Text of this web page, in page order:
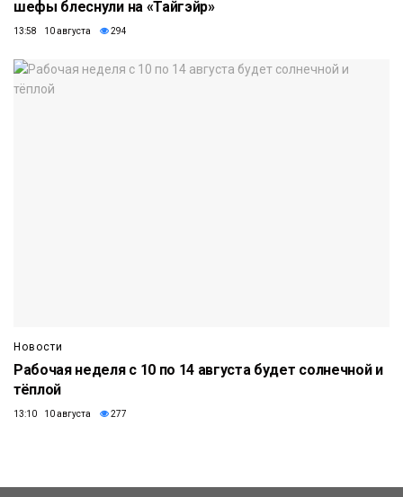
шефы блеснули на «Тайгэйр»
13:58 10 августа 294
Новости
Рабочая неделя с 10 по 14 августа будет солнечной и
тёплой
13:10 10 августа 277